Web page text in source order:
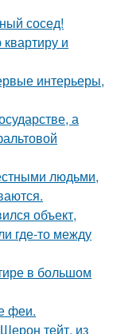
сосед!
и
интерьеры,
а
людьми,
объект,
где-то между
в большом
феи.
тейт, из